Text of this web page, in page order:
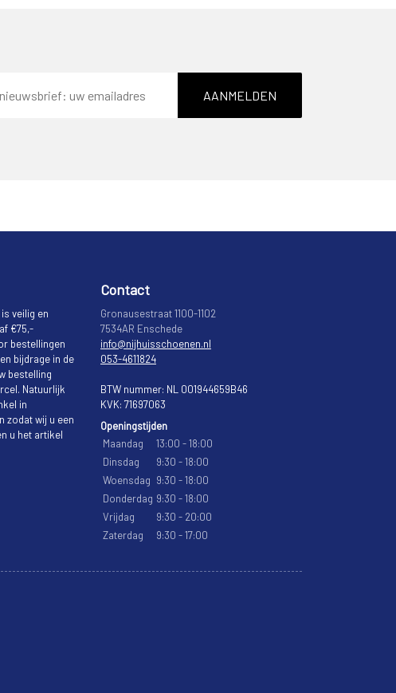
AANMELDEN
veilig en
€75,-
bestellingen
bijdrage in de
bestelling
Natuurlijk
in
zodat wij u een
u het artikel
Contact
Gronausestraat 1100-1102
7534AR Enschede
info@nijhuisschoenen.nl
053-4611824
BTW nummer: NL 001944659B46
KVK: 71697063
Openingstijden
Maandag
13:00 - 18:00
Dinsdag
9:30 - 18:00
Woensdag 9:30 - 18:00
Donderdag 9:30 - 18:00
Vrijdag
9:30 - 20:00
Zaterdag
9:30 - 17:00